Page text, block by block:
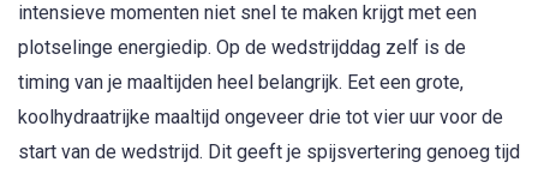
intensieve momenten niet snel te maken krijgt met een
plotselinge energiedip. Op de wedstrijddag zelf is de
timing van je maaltijden heel belangrijk. Eet een grote,
koolhydraatrijke maaltijd ongeveer drie tot vier uur voor de
start van de wedstrijd. Dit geeft je spijsvertering genoeg tijd